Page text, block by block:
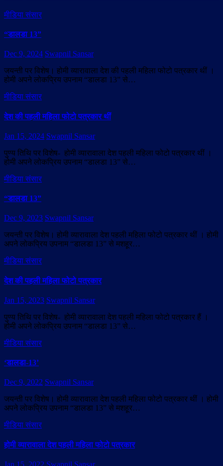
मीडिया संसार
“डालडा 13”
Dec 9, 2024 Swapnil Sansar
जयन्ती पर विशेष। होमी व्यारावाला देश की पहली महिला फोटो पत्रकार थीं ।
होमी अपने लोकप्रिय उपनाम “डालडा 13” से…
मीडिया संसार
देश की पहली महिला फोटो पत्रकार थीं
Jan 15, 2024 Swapnil Sansar
पुण्य तिथि पर विशेष- होमी व्यारावाला देश पहली महिला फोटो पत्रकार थीं ।
होमी अपने लोकप्रिय उपनाम “डालडा 13” से…
मीडिया संसार
“डालडा 13”
Dec 9, 2023 Swapnil Sansar
जयन्ती पर विशेष। होमी व्यारावाला देश पहली महिला फोटो पत्रकार थीं । होमी
अपने लोकप्रिय उपनाम “डालडा 13” से मशहूर…
मीडिया संसार
देश की पहली महिला फोटो पत्रकार
Jan 15, 2023 Swapnil Sansar
पुण्य तिथि पर विशेष- होमी व्यारावाला देश पहली महिला फोटो पत्रकार हैं ।
होमी अपने लोकप्रिय उपनाम “डालडा 13” से…
मीडिया संसार
‘डालडा-13’
Dec 9, 2022 Swapnil Sansar
जयन्ती पर विशेष। होमी व्यारावाला देश पहली महिला फोटो पत्रकार थीं । होमी
अपने लोकप्रिय उपनाम “डालडा 13” से मशहूर…
मीडिया संसार
होमी व्यारावाला देश पहली महिला फोटो पत्रकार
Jan 15, 2022 Swapnil Sansar